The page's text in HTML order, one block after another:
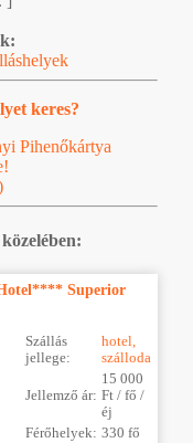
keres?
Pihenőkártya
Superior
Szállás
jellege:
hotel,
szálloda
Jellemző ár:
15 000
Ft / fő /
éj
Férőhelyek: 330 fő